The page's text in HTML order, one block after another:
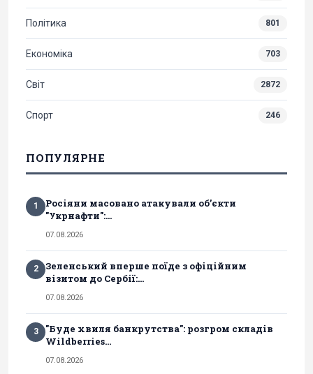
Політика 801
Економіка 703
Світ 2872
Спорт 246
ПОПУЛЯРНЕ
1
Росіяни масовано атакували обʼєкти
"Укрнафти":...
07.08.2026
2
Зеленський вперше поїде з офіційним
візитом до Сербії:...
07.08.2026
3
"Буде хвиля банкрутства": розгром складів
Wildberries...
07.08.2026